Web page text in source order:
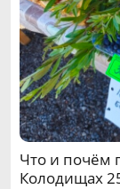
Что и почём
Колодищах